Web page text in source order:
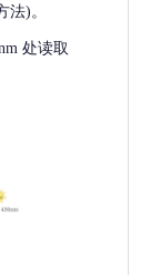
法)。
处读取